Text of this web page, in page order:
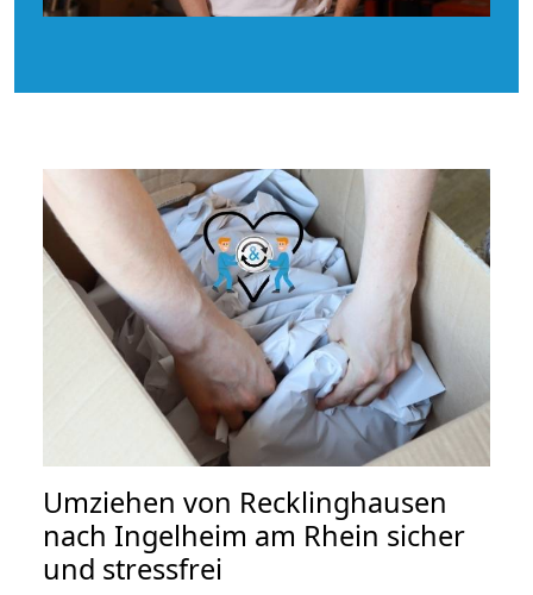
Umziehen von Recklinghausen
nach Ingelheim am Rhein sicher
und stressfrei